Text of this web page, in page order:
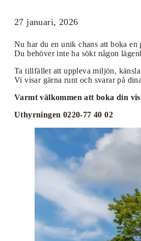
27 januari, 2026
Nu har du en unik chans att boka
Du behöver inte ha sökt någon
Ta tillfället att uppleva miljön,
Vi visar gärna runt och svarar på
Varmt välkommen att boka din
Uthyrningen 0220-77 40 02